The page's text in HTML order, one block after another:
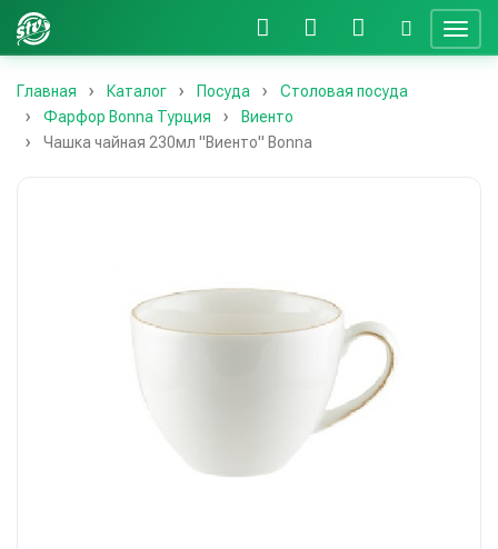
Главная Каталог Посуда
Столовая посуда
Фарфор Bonna Турция
Виенто
Чашка чайная 230мл "Виенто" Bonna